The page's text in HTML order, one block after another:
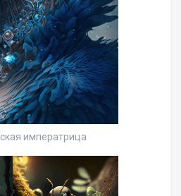
императрица